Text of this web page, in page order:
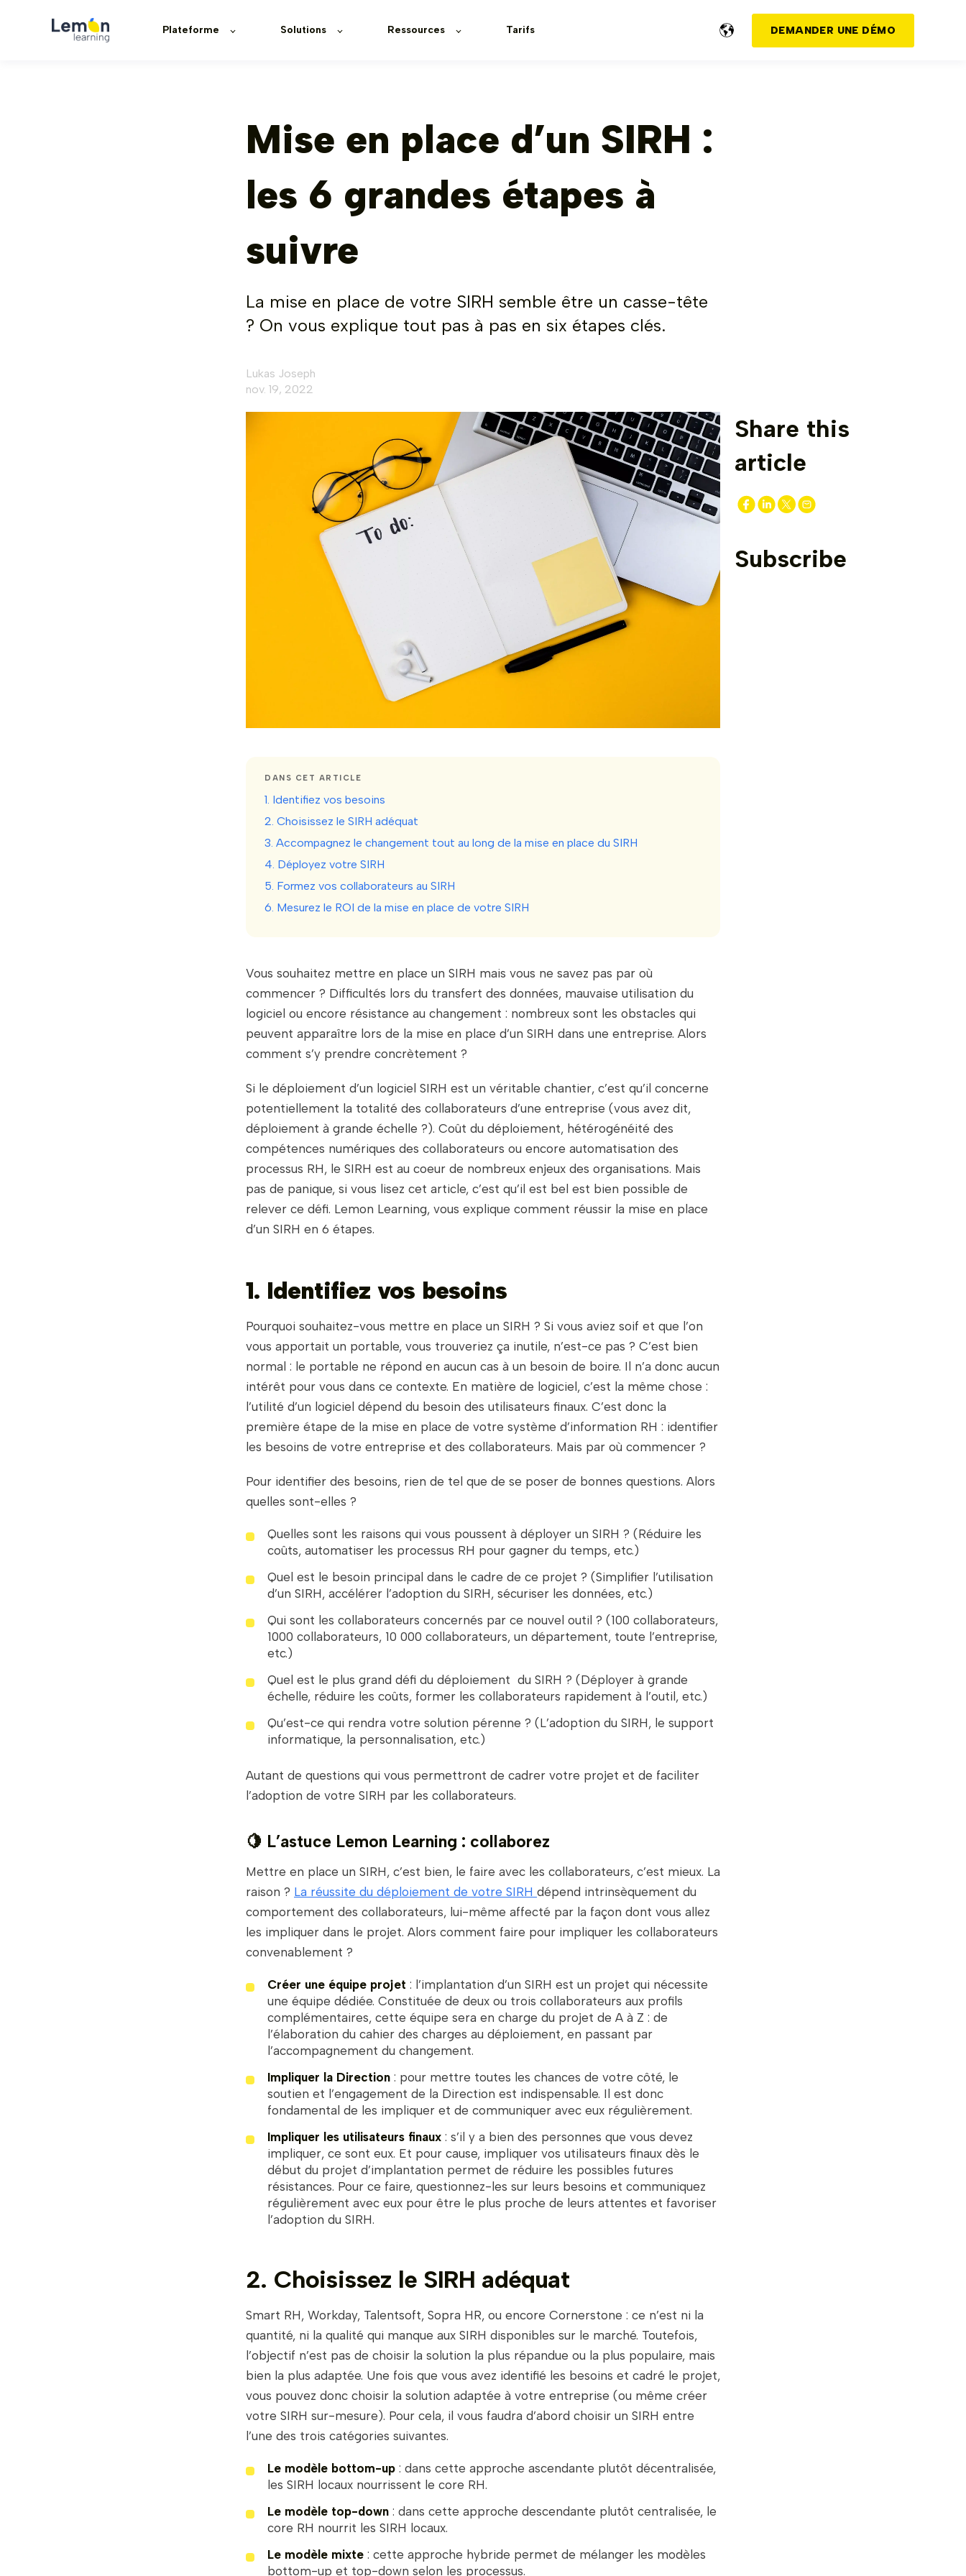
Plateforme Solutions Ressources Tarifs DEMANDER UNE DÉMO
Mise en place d’un SIRH :
les 6 grandes étapes à
suivre
La mise en place de votre SIRH semble être un casse-tête
? On vous explique tout pas à pas en six étapes clés.
Lukas Joseph
nov. 19, 2022
Share this
article
Subscribe
DANS CET ARTICLE
1. Identifiez vos besoins
2. Choisissez le SIRH adéquat
3. Accompagnez le changement tout au long de la mise en place du SIRH
4. Déployez votre SIRH
5. Formez vos collaborateurs au SIRH
6. Mesurez le ROI de la mise en place de votre SIRH
Vous souhaitez mettre en place un SIRH mais vous ne savez pas par où
commencer ? Difficultés lors du transfert des données, mauvaise utilisation du
logiciel ou encore résistance au changement : nombreux sont les obstacles qui
peuvent apparaître lors de la mise en place d’un SIRH dans une entreprise. Alors
comment s’y prendre concrètement ?
Si le déploiement d’un logiciel SIRH est un véritable chantier, c’est qu’il concerne
potentiellement la totalité des collaborateurs d’une entreprise (vous avez dit,
déploiement à grande échelle ?). Coût du déploiement, hétérogénéité des
compétences numériques des collaborateurs ou encore automatisation des
processus RH, le SIRH est au coeur de nombreux enjeux des organisations. Mais
pas de panique, si vous lisez cet article, c’est qu’il est bel est bien possible de
relever ce défi. Lemon Learning, vous explique comment réussir la mise en place
d’un SIRH en 6 étapes.
1. Identifiez vos besoins
Pourquoi souhaitez-vous mettre en place un SIRH ? Si vous aviez soif et que l’on
vous apportait un portable, vous trouveriez ça inutile, n’est-ce pas ? C’est bien
normal : le portable ne répond en aucun cas à un besoin de boire. Il n’a donc aucun
intérêt pour vous dans ce contexte. En matière de logiciel, c’est la même chose :
l’utilité d’un logiciel dépend du besoin des utilisateurs finaux. C’est donc la
première étape de la mise en place de votre système d’information RH : identifier
les besoins de votre entreprise et des collaborateurs. Mais par où commencer ?
Pour identifier des besoins, rien de tel que de se poser de bonnes questions. Alors
quelles sont-elles ?
Quelles sont les raisons qui vous poussent à déployer un SIRH ? (Réduire les
coûts, automatiser les processus RH pour gagner du temps, etc.)
Quel est le besoin principal dans le cadre de ce projet ? (Simplifier l’utilisation
d’un SIRH, accélérer l’adoption du SIRH, sécuriser les données, etc.)
Qui sont les collaborateurs concernés par ce nouvel outil ? (100 collaborateurs,
1000 collaborateurs, 10 000 collaborateurs, un département, toute l’entreprise,
etc.)
Quel est le plus grand défi du déploiement du SIRH ? (Déployer à grande
échelle, réduire les coûts, former les collaborateurs rapidement à l’outil, etc.)
Qu’est-ce qui rendra votre solution pérenne ? (L’adoption du SIRH, le support
informatique, la personnalisation, etc.)
Autant de questions qui vous permettront de cadrer votre projet et de faciliter
l’adoption de votre SIRH par les collaborateurs.
🍋 L’astuce Lemon Learning : collaborez
Mettre en place un SIRH, c’est bien, le faire avec les collaborateurs, c’est mieux. La
raison ? La réussite du déploiement de votre SIRH dépend intrinsèquement du
comportement des collaborateurs, lui-même affecté par la façon dont vous allez
les impliquer dans le projet. Alors comment faire pour impliquer les collaborateurs
convenablement ?
Créer une équipe projet : l’implantation d’un SIRH est un projet qui nécessite
une équipe dédiée. Constituée de deux ou trois collaborateurs aux profils
complémentaires, cette équipe sera en charge du projet de A à Z : de
l’élaboration du cahier des charges au déploiement, en passant par
l’accompagnement du changement.
Impliquer la Direction : pour mettre toutes les chances de votre côté, le
soutien et l’engagement de la Direction est indispensable. Il est donc
fondamental de les impliquer et de communiquer avec eux régulièrement.
Impliquer les utilisateurs finaux : s’il y a bien des personnes que vous devez
impliquer, ce sont eux. Et pour cause, impliquer vos utilisateurs finaux dès le
début du projet d’implantation permet de réduire les possibles futures
résistances. Pour ce faire, questionnez-les sur leurs besoins et communiquez
régulièrement avec eux pour être le plus proche de leurs attentes et favoriser
l’adoption du SIRH.
2. Choisissez le SIRH adéquat
Smart RH, Workday, Talentsoft, Sopra HR, ou encore Cornerstone : ce n’est ni la
quantité, ni la qualité qui manque aux SIRH disponibles sur le marché. Toutefois,
l’objectif n’est pas de choisir la solution la plus répandue ou la plus populaire, mais
bien la plus adaptée. Une fois que vous avez identifié les besoins et cadré le projet,
vous pouvez donc choisir la solution adaptée à votre entreprise (ou même créer
votre SIRH sur-mesure). Pour cela, il vous faudra d’abord choisir un SIRH entre
l’une des trois catégories suivantes.
Le modèle bottom-up : dans cette approche ascendante plutôt décentralisée,
les SIRH locaux nourrissent le core RH.
Le modèle top-down : dans cette approche descendante plutôt centralisée, le
core RH nourrit les SIRH locaux.
Le modèle mixte : cette approche hybride permet de mélanger les modèles
bottom-up et top-down selon les processus.